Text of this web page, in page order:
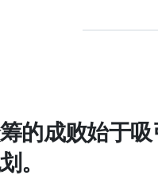
的成败始于
。